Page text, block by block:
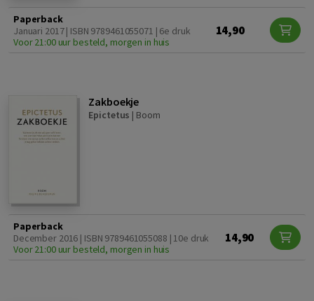
Paperback
Januari 2017 | ISBN 9789461055071 | 6e druk
Voor 21:00 uur besteld, morgen in huis
14,90
Zakboekje
Epictetus | Boom
Paperback
December 2016 | ISBN 9789461055088 | 10e druk
Voor 21:00 uur besteld, morgen in huis
14,90